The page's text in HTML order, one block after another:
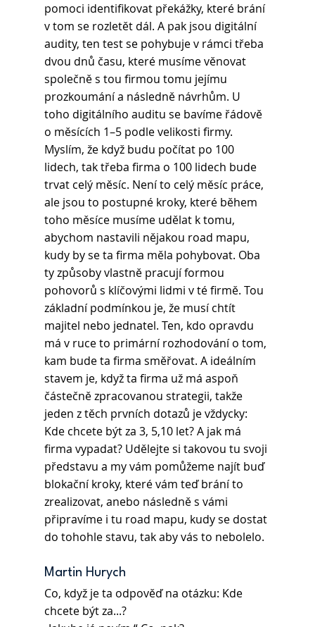
pomoci identifikovat překážky, které brání
v tom se rozletět dál. A pak jsou digitální
audity, ten test se pohybuje v rámci třeba
dvou dnů času, které musíme věnovat
společně s tou firmou tomu jejímu
prozkoumání a následně návrhům. U
toho digitálního auditu se bavíme řádově
o měsících 1–5 podle velikosti firmy.
Myslím, že když budu počítat po 100
lidech, tak třeba firma o 100 lidech bude
trvat celý měsíc. Není to celý měsíc práce,
ale jsou to postupné kroky, které během
toho měsíce musíme udělat k tomu,
abychom nastavili nějakou road mapu,
kudy by se ta firma měla pohybovat. Oba
ty způsoby vlastně pracují formou
pohovorů s klíčovými lidmi v té firmě. Tou
základní podmínkou je, že musí chtít
majitel nebo jednatel. Ten, kdo opravdu
má v ruce to primární rozhodování o tom,
kam bude ta firma směřovat. A ideálním
stavem je, když ta firma už má aspoň
částečně zpracovanou strategii, takže
jeden z těch prvních dotazů je vždycky:
Kde chcete být za 3, 5,10 let? A jak má
firma vypadat? Udělejte si takovou tu svoji
představu a my vám pomůžeme najít buď
blokační kroky, které vám teď brání to
zrealizovat, anebo následně s vámi
připravíme i tu road mapu, kudy se dostat
do tohohle stavu, tak aby vás to nebolelo.
Martin Hurych
Co, když je ta odpověď na otázku: Kde
chcete být za...?